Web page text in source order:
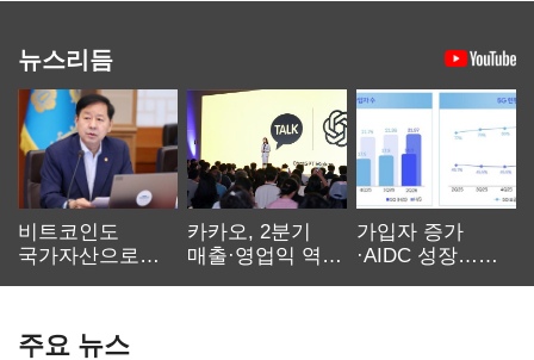
뉴스리듬
비트코인도
국가자산으로…'
카카오, 2분기
매출·영업익 역대
가입자 증가
·AIDC 성장…
주요 뉴스